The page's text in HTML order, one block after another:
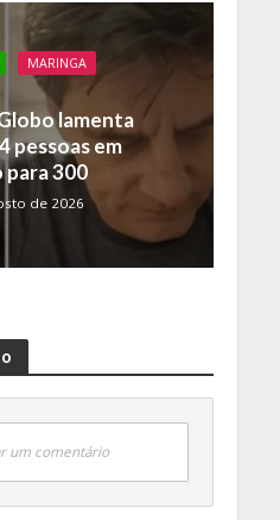
MARINGA
lamenta
pessoas em
300
de 2026
um comentário